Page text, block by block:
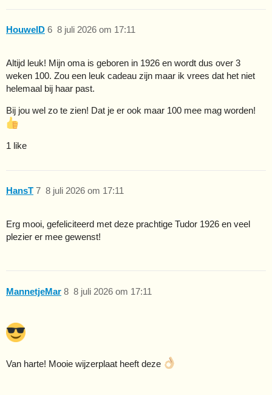
HouwelD 8 juli 2026 om 17:11
6
Altijd leuk! Mijn oma is geboren in 1926 en wordt dus over 3
weken 100. Zou een leuk cadeau zijn maar ik vrees dat het niet
helemaal bij haar past.
Bij jou wel zo te zien! Dat je er ook maar 100 mee mag worden!
1 like
HansT 8 juli 2026 om 17:11
7
Erg mooi, gefeliciteerd met deze prachtige Tudor 1926 en veel
plezier er mee gewenst!
MannetjeMar 8 juli 2026 om 17:11
8
Van harte! Mooie wijzerplaat heeft deze